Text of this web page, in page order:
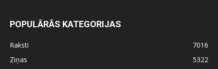
POPULĀRĀS KATEGORIJAS
Raksti
7016
Ziņas
5322